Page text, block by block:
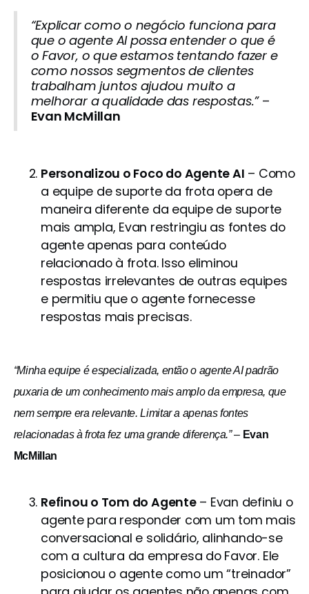
“Explicar como o negócio funciona para
que o agente AI possa entender o que é
o Favor, o que estamos tentando fazer e
como nossos segmentos de clientes
trabalham juntos ajudou muito a
melhorar a qualidade das respostas.”–
Evan McMillan
Personalizou o Foco do Agente AI – Como
a equipe de suporte da frota opera de
maneira diferente da equipe de suporte
mais ampla, Evan restringiu as fontes do
agente apenas para conteúdo
relacionado à frota. Isso eliminou
respostas irrelevantes de outras equipes
e permitiu que o agente fornecesse
respostas mais precisas.
“Minha equipe é especializada, então o agente AI padrão
puxaria de um conhecimento mais amplo da empresa, que
nem sempre era relevante. Limitar a apenas fontes
relacionadas à frota fez uma grande diferença.”– Evan
McMillan
Refinou o Tom do Agente– Evan definiu o
agente para responder com um tom mais
conversacional e solidário, alinhando-se
com a cultura da empresa do Favor. Ele
posicionou o agente como um “treinador”